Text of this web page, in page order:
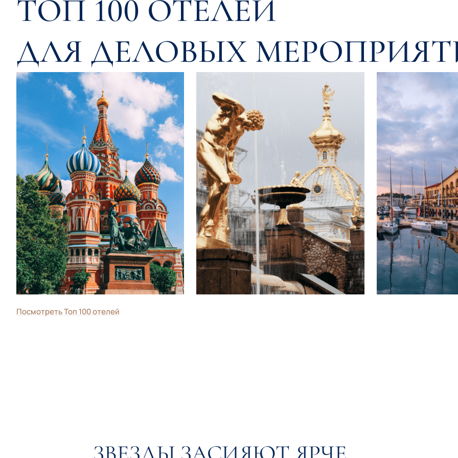
ТОП 100 ОТЕЛЕЙ
ДЛЯ ДЕЛОВЫХ
Посмотреть Топ 100 отелей